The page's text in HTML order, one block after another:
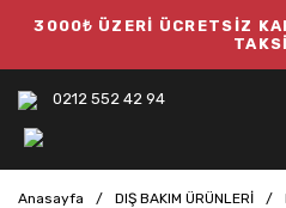
3000₺ ÜZERİ ÜCRETSİZ
0212 552 42 94
Anasayfa DIŞ BAKIM ÜRÜNLERİ